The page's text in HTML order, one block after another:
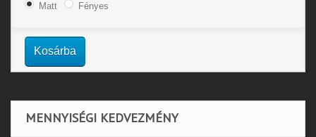
Matt
Fényes
Kosárba
MENNYISÉGI KEDVEZMÉNY